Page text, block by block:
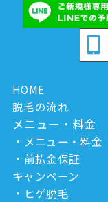
HOME
脱毛の流れ
メニュー・料金
メニュー・料金
前払金保証
キャンペーン
ヒゲ脱毛